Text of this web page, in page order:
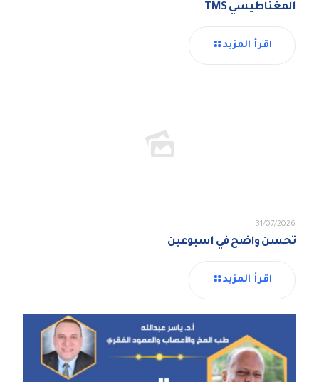
المغناطيسي TMS
اقرأ المزيد
31/07/2026
تحسن واضح في اسبوعين
اقرأ المزيد